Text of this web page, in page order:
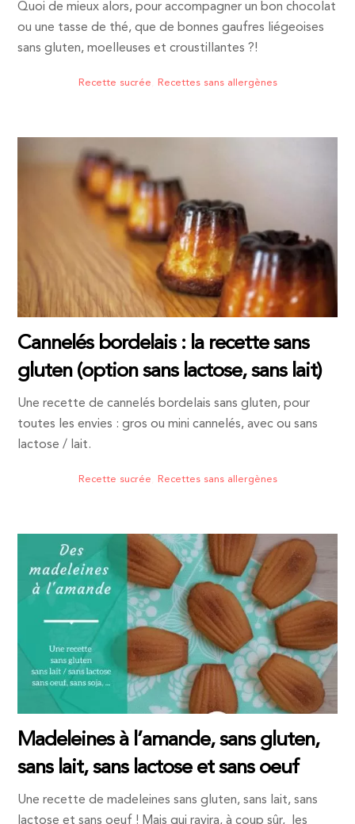
Quoi de mieux alors, pour accompagner un bon chocolat
ou une tasse de thé, que de bonnes gaufres liégeoises
sans gluten, moelleuses et croustillantes ?!
Recette sucrée Recettes sans allergènes
Cannelés bordelais : la recette sans
gluten (option sans lactose, sans lait)
Une recette de cannelés bordelais sans gluten, pour
toutes les envies : gros ou mini cannelés, avec ou sans
lactose / lait.
Recette sucrée Recettes sans allergènes
Madeleines à l’amande, sans gluten,
sans lait, sans lactose et sans oeuf
Une recette de madeleines sans gluten, sans lait, sans
lactose et sans oeuf ! Mais qui ravira, à coup sûr, les